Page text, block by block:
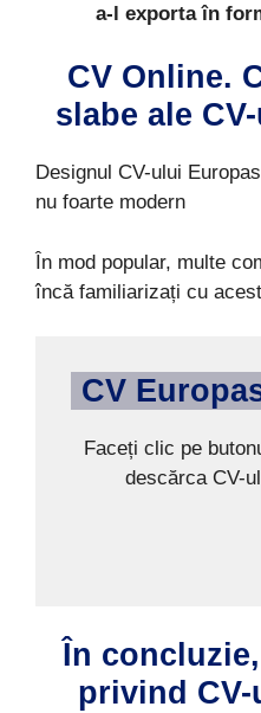
a-l exporta în
CV Online.
slabe ale
Designul CV-ului
nu foarte modern
În mod popular, multe
încă familiarizați cu
CV
Faceți clic pe
descărca CV-
În
privind